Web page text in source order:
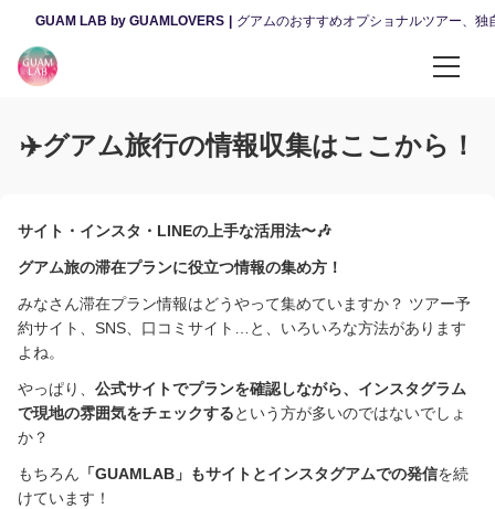
GUAM LAB by GUAMLOVERS グアムのおすすめオプショナルツアー、
昼のツアー
体験・ファンダイビング
ウェディング・ファミリー撮影
レンタカー・送迎サービス
スパ・マッサージ
✈️グアム旅行の情報収集はここから！
サイト・インスタ・ LINEの上手な活用法〜🎶
グアム旅の滞在プランに役立つ情報の集め方！
みなさん滞在プラン情報はどうやって集めていますか？ ツアー予
約サイト、 SNS 、口コミサイト
と、いろいろな方法があります
よね。
やっぱり、 公式サイトでプランを確認しながら、インスタグラム
で現地の雰囲気をチェックするという方が多いのではないでしょ
か？
もちろん 「GUAMLAB」 もサイトとインスタグアムでの発信を続
けています！